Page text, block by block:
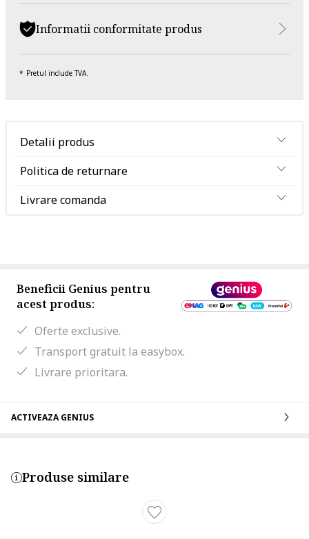
Informatii conformitate produs
Pretul include TVA.
Detalii produs
Politica de returnare
Livrare comanda
Beneficii Genius pentru
acest produs:
Oferte exclusive.
Transport gratuit la easybox.
Livrare prioritara.
ACTIVEAZA GENIUS
Produse similare